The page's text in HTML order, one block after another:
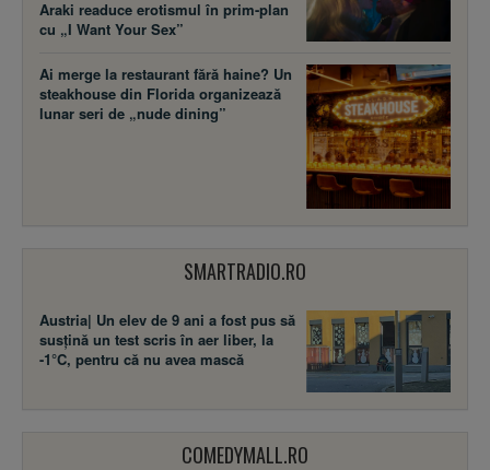
Araki readuce erotismul în prim-plan
cu „I Want Your Sex”
Ai merge la restaurant fără haine? Un
steakhouse din Florida organizează
lunar seri de „nude dining”
SMARTRADIO.RO
Austria| Un elev de 9 ani a fost pus să
susţină un test scris în aer liber, la
-1°C, pentru că nu avea mască
COMEDYMALL.RO